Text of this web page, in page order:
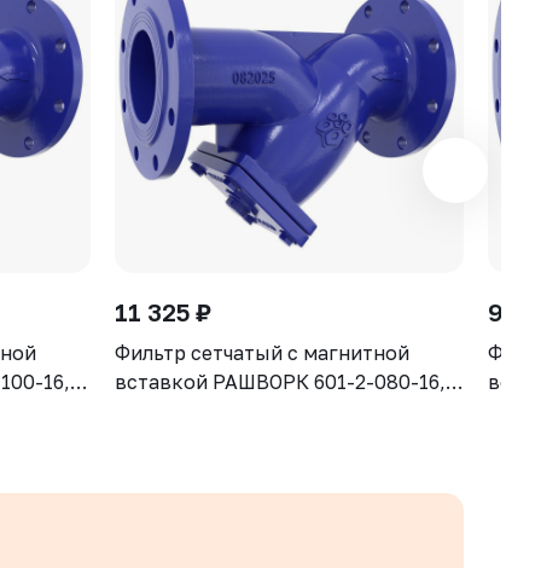
16,
11 325 ₽
Фильтр сетчатый с магнитной
вставкой РАШВОРК 601-2-080-16,
9